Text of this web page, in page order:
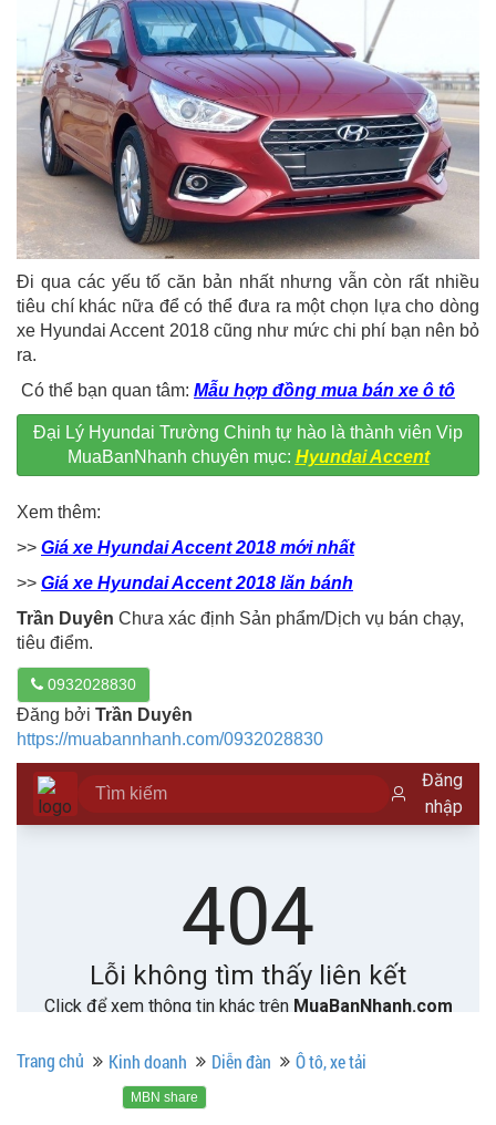
Đi qua các yếu tố căn bản nhất nhưng vẫn còn rất nhiều
tiêu chí khác nữa để có thể đưa ra một chọn lựa cho dòng
xe Hyundai Accent 2018 cũng như mức chi phí bạn nên bỏ
ra.
Có thể bạn quan tâm: Mẫu hợp đồng mua bán xe ô tô
Đại Lý Hyundai Trường Chinh tự hào là thành viên Vip
MuaBanNhanh chuyên mục: Hyundai Accent
Xem thêm:
>> Giá xe Hyundai Accent 2018 mới nhất
>> Giá xe Hyundai Accent 2018 lăn bánh
Trần Duyên Chưa xác định Sản phẩm/Dịch vụ bán chạy,
tiêu điểm.
0932028830
Đăng bởi Trần Duyên
https://muabannhanh.com/0932028830
Trang chủ Kinh doanh Diễn đàn Ô tô, xe tải
MBN share